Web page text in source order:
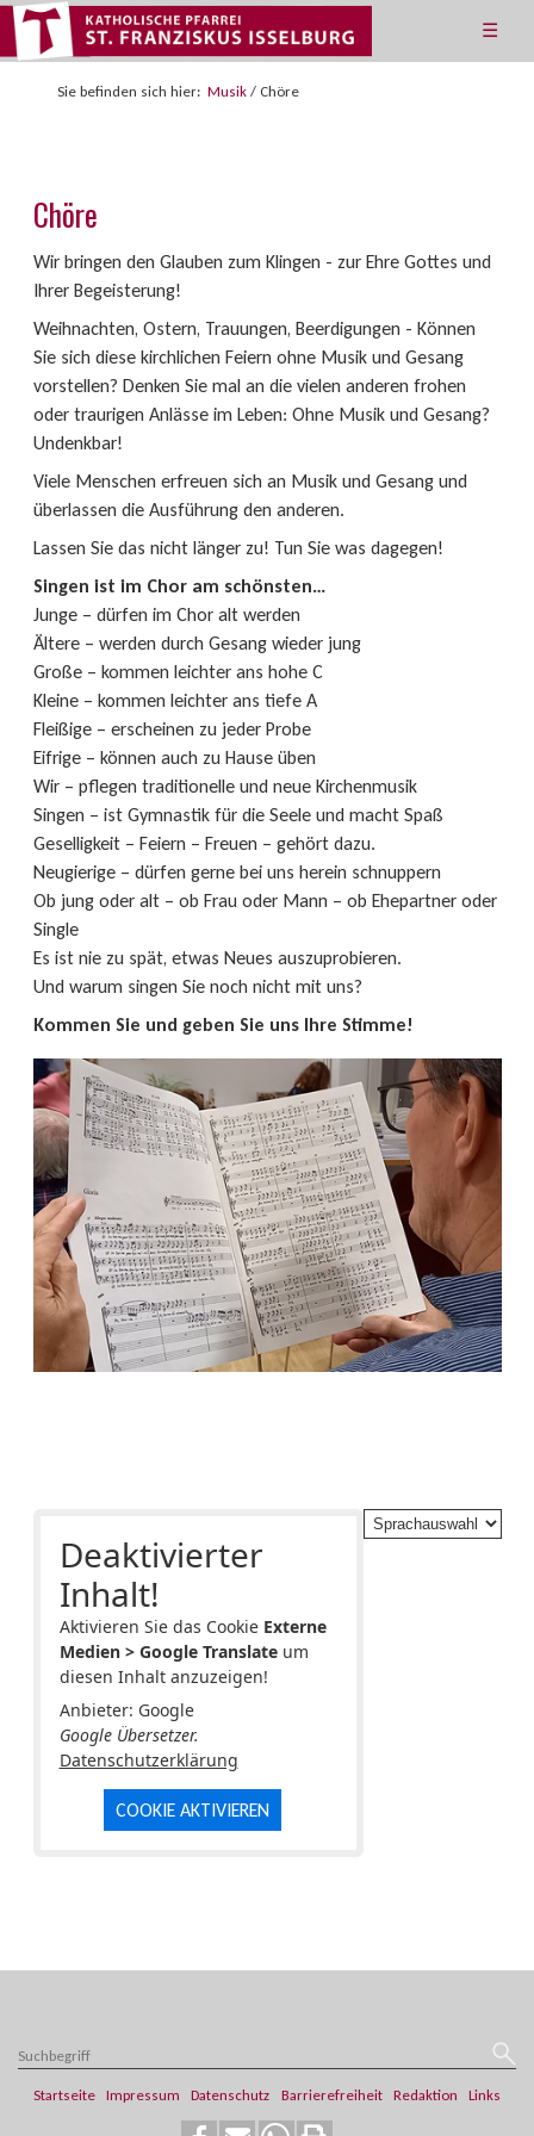
☰
Sie befinden sich hier: Musik / Chöre
Chöre
Wir bringen den Glauben zum Klingen - zur Ehre Gottes und
Ihrer Begeisterung!
Weihnachten, Ostern, Trauungen, Beerdigungen - Können
Sie sich diese kirchlichen Feiern ohne Musik und Gesang
vorstellen? Denken Sie mal an die vielen anderen frohen
oder traurigen Anlässe im Leben: Ohne Musik und Gesang?
Undenkbar!
Viele Menschen erfreuen sich an Musik und Gesang und
überlassen die Ausführung den anderen.
Lassen Sie das nicht länger zu! Tun Sie was dagegen!
Singen ist im Chor am schönsten…
Junge – dürfen im Chor alt werden
Ältere – werden durch Gesang wieder jung
Große – kommen leichter ans hohe C
Kleine – kommen leichter ans tiefe A
Fleißige – erscheinen zu jeder Probe
Eifrige – können auch zu Hause üben
Wir – pflegen traditionelle und neue Kirchenmusik
Singen – ist Gymnastik für die Seele und macht Spaß
Geselligkeit – Feiern – Freuen – gehört dazu.
Neugierige – dürfen gerne bei uns herein schnuppern
Ob jung oder alt – ob Frau oder Mann – ob Ehepartner oder
Single
Es ist nie zu spät, etwas Neues auszuprobieren.
Und warum singen Sie noch nicht mit uns?
Kommen Sie und geben Sie uns Ihre Stimme!
Deaktivierter
Inhalt!
Aktivieren Sie das Cookie Externe
Medien > Google Translateum
diesen Inhalt anzuzeigen!
Anbieter: Google
Google Übersetzer.
Datenschutzerklärung
COOKIE AKTIVIEREN
Startseite Impressum Datenschutz Barrierefreiheit Redaktion Links